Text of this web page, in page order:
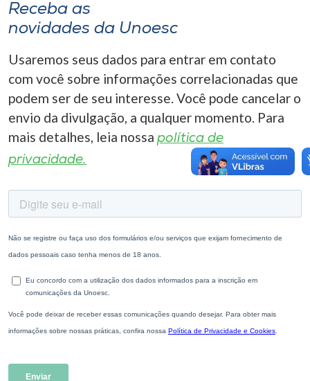
Receba as
novidades da Unoesc
Usaremos seus dados para entrar em contato
com você sobre informações correlacionadas que
podem ser de seu interesse. Você pode cancelar o
envio da divulgação, a qualquer momento. Para
mais detalhes, leia nossa política de
privacidade.